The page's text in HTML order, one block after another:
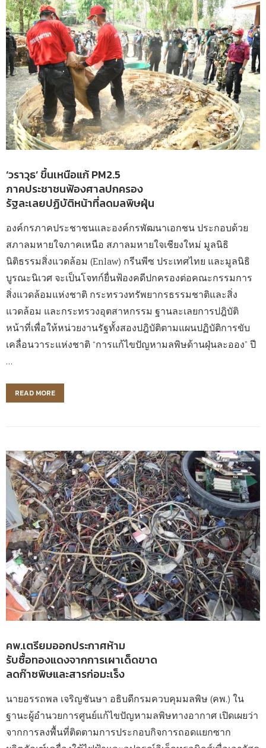
‘วราวุธ’ ขึ้นเหนือแก้ PM2.5
ภาคประชาชนฟ้องศาลปกครอง
รัฐละเลยปฏิบัติหน้าที่ลดมลพิษฝุ่น
องค์กรภาคประชาชนและองค์กรพัฒนาเอกชน ประกอบด้วย
สภาลมหายใจภาคเหนือ สภาลมหายใจเชียงใหม่ มูลนิธิ
นิติธรรมสิ่งแวดล้อม (Enlaw) กรีนพีซ ประเทศไทย และมูลนิธิ
บูรณะนิเวศ จะเป็นโจทก์ยื่นฟ้องคดีปกครองต่อคณะกรรมการ
สิ่งแวดล้อมแห่งชาติ กระทรวงทรัพยากรธรรมชาติและสิ่ง
แวดล้อม และกระทรวงอุตสาหกรรม ฐานละเลยการปฎิบัติ
หน้าที่เพื่อให้หน่วยงานรัฐทั้งสองปฎิบัติตามแผนปฏิบัติการขับ
เคลื่อนวาระแห่งชาติ “การแก้ไขปัญหามลพิษด้านฝุ่นละออง” ปี
…
READ MORE
คพ.เตรียมออกประกาศห้าม
รับซื้อทองแดงจากการเผาเด็ดขาด
ลดก๊าซพิษและสารก่อมะเร็ง
นายอรรถพล เจริญชันษา อธิบดีกรมควบคุมมลพิษ (คพ.) ใน
ฐานะผู้อำนวยการศูนย์แก้ไขปัญหามลพิษทางอากาศ เปิดเผยว่า
จากการลงพื้นที่ติดตามการประกอบกิจการถอดแยกซาก